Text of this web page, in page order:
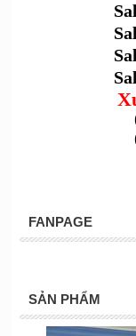
FANPAGE
SẢN PHẨM